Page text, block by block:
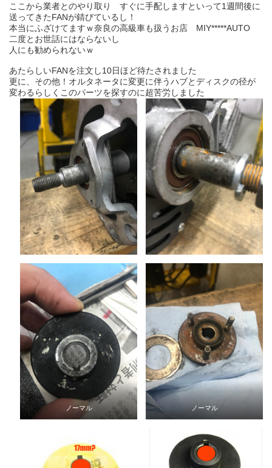
ここから業者とのやり取り すぐに手配しますといって1週間後に
送ってきたFANが錆びているし！
本当にふざけてますｗ奈良の高級車も扱うお店 MIY*****AUTO
二度とお世話にはならないし
人にも勧められないｗ
あたらしいFANを注文し10日ほど待たされました
更に、その他！オルタネータに変更に伴うハブとディスクの径が
変わるらしくこのパーツを探すのに超苦労しました
ノーマル ノーマル